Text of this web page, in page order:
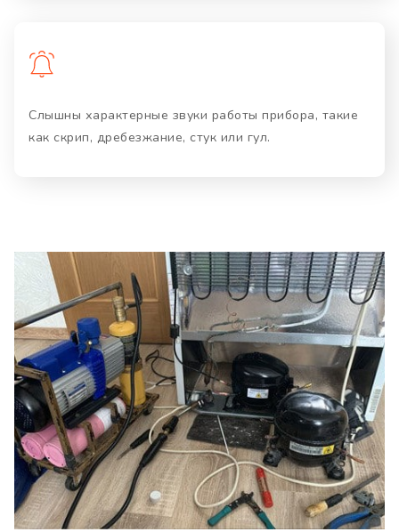
Слышны характерные звуки работы прибора, такие
как скрип, дребезжание, стук или гул.